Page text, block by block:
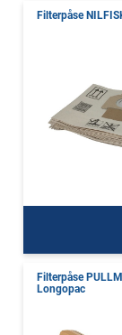
Filterpåse
Filterpåse
Longopac